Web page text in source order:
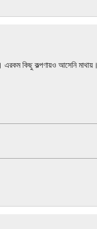
এরকম কিছু কল্পণায়ও আসেনি মাথায়।